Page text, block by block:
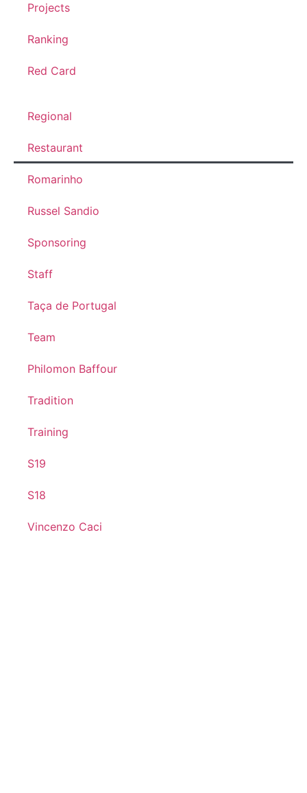
Projects
Ranking
Red Card
Regional
Restaurant
Romarinho
Russel Sandio
Sponsoring
Staff
Taça de Portugal
Team
Philomon Baffour
Tradition
Training
S19
S18
Vincenzo Caci